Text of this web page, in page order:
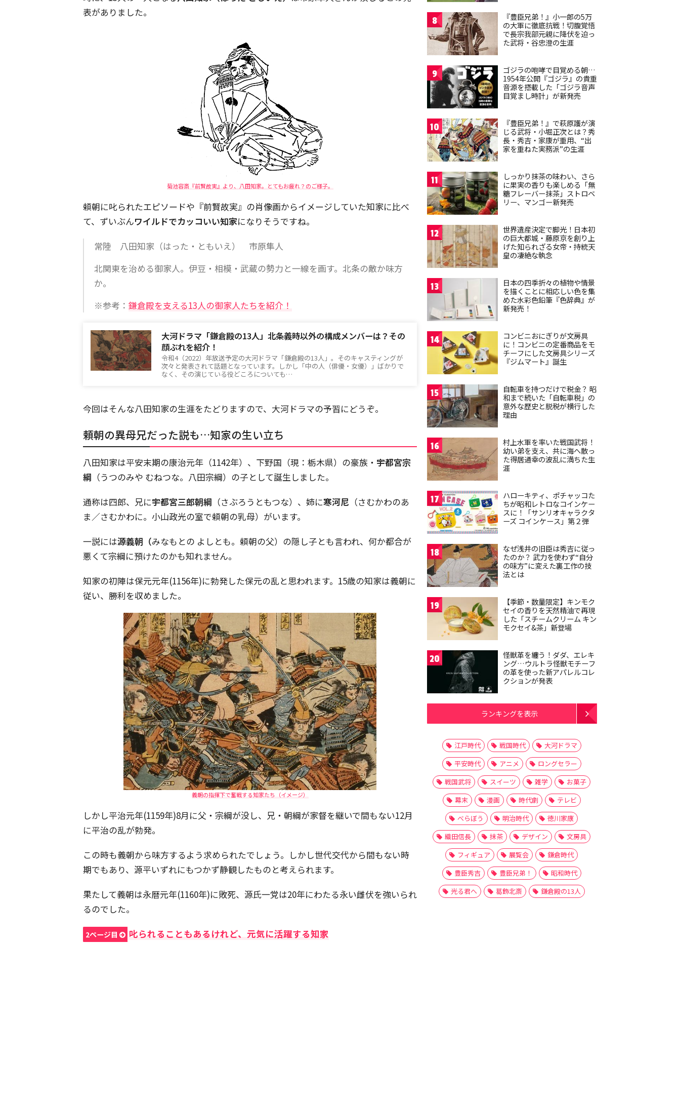
表がありました。
菊池容斎『前賢故実』より、八田知家。とてもお疲れ？のご様子。
頼朝に叱られたエピソードや『前賢故実』の肖像画からイメージしていた知家に比べ
て、ずいぶんワイルドでカッコいい知家になりそうですね。
常陸 八田知家（はった・ともいえ） 市原隼人
北関東を治める御家人。伊豆・相模・武蔵の勢力と一線を画す。北条の敵か味方
か。
※参考： 鎌倉殿を支える13人の御家人たちを紹介！
大河ドラマ「鎌倉殿の13人」北条義時以外の構成メンバーは？その
顔ぶれを紹介！
令和4（2022）年放送予定の大河ドラマ「鎌倉殿の13人」。そのキャスティングが
次々と発表されて話題となっています。しかし「中の人（俳優・女優）」ばかりで
なく、その演じている役どころについても…
今回はそんな八田知家の生涯をたどりますので、大河ドラマの予習にどうぞ。
頼朝の異母兄だった説も…知家の生い立ち
八田知家は平安末期の康治元年（1142年）、下野国（現：栃木県）の豪族・ 宇都宮宗
綱 （うつのみや むねつな。八田宗綱）の子として誕生しました。
通称は四郎、兄に宇都宮三郎朝綱 （さぶろうともつな）、姉に寒河尼 （さむかわのあ
ま／さむかわに。小山政光の室で頼朝の乳母）がいます。
一説には源義朝（みなもとの よしとも。頼朝の父）の隠し子とも言われ、何か都合が
悪くて宗綱に預けたのかも知れません。
知家の初陣は保元元年(1156年)に勃発した保元の乱と思われます。15歳の知家は義朝に
従い、勝利を収めました。
義朝の指揮下で奮戦する知家たち（イメージ）
しかし平治元年(1159年)8月に父・宗綱が没し、兄・朝綱が家督を継いで間もない12月
に平治の乱が勃発。
この時も義朝から味方するよう求められたでしょう。しかし世代交代から間もない時
期でもあり、源平いずれにもつかず静観したものと考えられます。
果たして義朝は永暦元年(1160年)に敗死、源氏一党は20年にわたる永い雌伏を強いられ
るのでした。
2ページ目 叱られることもあるけれど、元気に活躍する知家
8
『豊臣兄弟！』小一郎の5万
の大軍に徹底抗戦！切腹覚悟
で長宗我部元親に降伏を迫っ
た武将・谷忠澄の生涯
9
ゴジラの咆哮で目覚める朝…
1954年公開『ゴジラ』の貴重
音源を搭載した「ゴジラ音声
目覚まし時計」が新発売
10
『豊臣兄弟！』で萩原護が演
じる武将・小堀正次とは？秀
長・秀吉・家康が重用、“出
家を重ねた実務派”の生涯
11
しっかり抹茶の味わい、さら
に果実の香りも楽しめる「無
糖フレーバー抹茶」ストロベ
リー、マンゴー新発売
12
世界遺産決定で脚光！日本初
の巨大都城・藤原京を創り上
げた知られざる女帝・持統天
皇の凄絶な執念
13
日本の四季折々の植物や情景
を描くことに相応しい色を集
めた水彩色鉛筆『色辞典』が
新発売！
14
コンビニおにぎりが文房具
に！コンビニの定番商品をモ
チーフにした文房具シリーズ
『ジムマート』誕生
15
自転車を持つだけで税金？ 昭
和まで続いた「自転車税」の
意外な歴史と脱税が横行した
理由
16
村上水軍を率いた戦国武将！
幼い弟を支え、共に海へ散っ
た得居通幸の波乱に満ちた生
涯
17
ハローキティ、ポチャッコた
ちが昭和レトロなコインケー
スに！「サンリオキャラクタ
ーズ コインケース」第２弾
18
なぜ浅井の旧臣は秀吉に従っ
たのか？ 武力を使わず“自分
の味方”に変えた裏工作の技
法とは
19
【季節・数量限定】キンモク
セイの香りを天然精油で再現
した「スチームクリーム キン
モクセイ&茶」新登場
20
怪獣革を纏う！ダダ、エレキ
ング…ウルトラ怪獣モチーフ
の革を使った新アパレルコレ
クションが発表
ランキングを表示
江戸時代 戦国時代
大河ドラマ
平安時代
アニメ
ロングセラー
戦国武将
スイーツ 雑学
お菓子
幕末
漫画 時代劇
テレビ
べらぼう
明治時代
徳川家康
織田信長
抹茶 デザイン
文房具
フィギュア
展覧会
鎌倉時代
豊臣秀吉
豊臣兄弟！
昭和時代
光る君へ
葛飾北斎 鎌倉殿の13人